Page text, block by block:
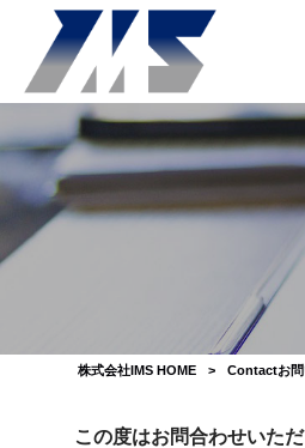
株式会社IMS HOME > Contactお
この度はお問合わせいた